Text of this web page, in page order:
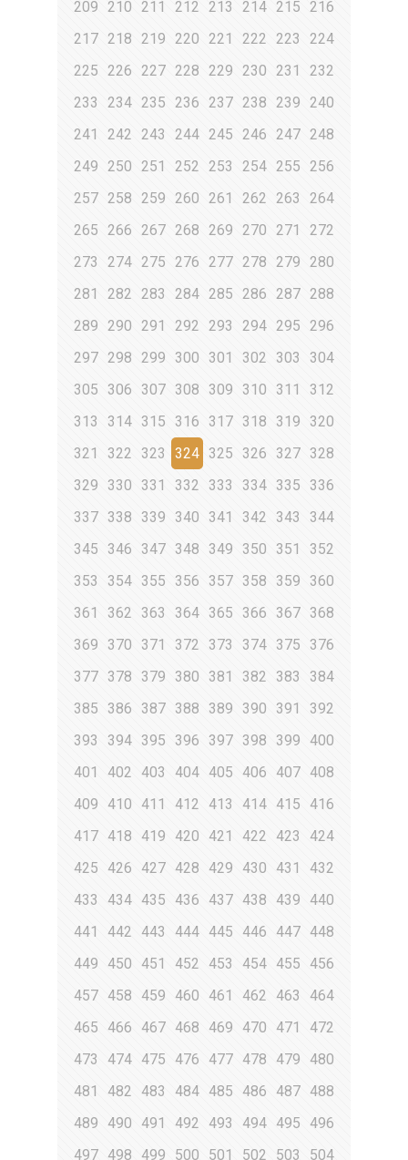
209 210 211 212 213 214 215 216
217 218 219 220 221 222 223
224
225 226 227 228 229 230 231
232
233
234 235 236 237 238 239 240
241
242 243 244 245 246 247 248
249 250 251 252 253 254 255 256
257 258 259 260 261 262 263
264
265 266 267 268 269 270 271
272
273
274 275 276 277 278 279 280
281
282 283 284 285 286 287 288
289 290 291 292 293 294 295 296
297 298 299 300 301 302 303
304
305
306 307 308 309 310 311
312
313
314 315 316 317 318 319
320
321
322 323 324 325 326 327 328
329
330 331 332 333 334 335
336
337 338 339 340 341 342 343
344
345
346 347 348 349 350 351
352
353
354 355 356 357 358 359 360
361
362 363 364 365 366 367 368
369
370 371 372 373 374 375 376
377 378 379 380 381 382 383
384
385
386 387 388 389 390 391
392
393
394 395 396 397 398 399
400
401
402 403 404 405 406 407 408
409
410 411 412 413 414 415
416
417 418 419 420 421 422 423
424
425
426 427 428 429 430 431
432
433
434 435 436 437 438 439
440
441
442 443 444 445 446 447 448
449
450 451 452 453 454 455
456
457 458 459 460 461 462 463
464
465
466 467 468 469 470 471
472
473
474 475 476 477 478 479
480
481
482 483 484 485 486 487 488
489
490 491 492 493 494 495
496
497 498 499 500 501 502 503 504